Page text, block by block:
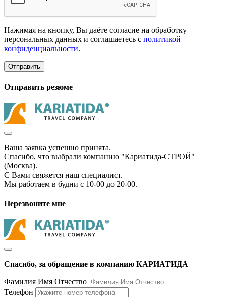
Нажимая на кнопку, Вы даёте согласие на обработку
персональных данных и соглашаетесь с политикой
конфиденциальности.
Отправить
Отправить резюме
Ваша заявка успешно принята.
Спасибо, что выбрали компанию "Кариатида-СТРОЙ"
(Москва).
С Вами свяжется наш специалист.
Мы работаем в будни с 10-00 до 20-00.
Перезвоните мне
Спасибо, за обращение в компанию КАРИАТИДА
Фамилия Имя Отчество
Телефон